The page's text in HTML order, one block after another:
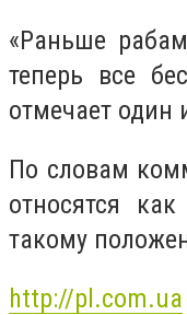
«Раньше
теперь все
отмечает один
По словам
относятся
такому
http://pl.com.ua